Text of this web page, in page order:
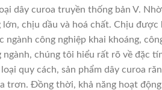
dây curoa truyền thống bản V.
chịu dầu và hoá chất. Chịu
công nghiệp khai khoáng,
chúng tôi hiểu rất rõ về đặc
quy cách, sản phẩm dây curoa
trơn. Đồng thời, khả năng hoạt